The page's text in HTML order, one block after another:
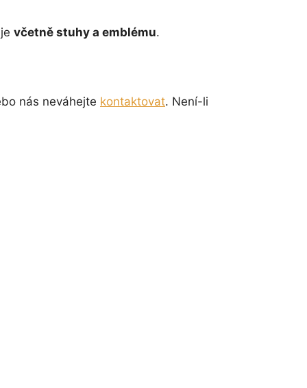
včetně stuhy a emblému.
nás neváhejte kontaktovat. Není-li